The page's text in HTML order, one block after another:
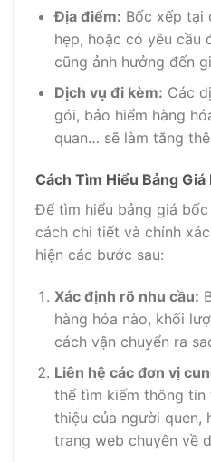
Địa điểm: Bốc xếp tại
hẹp, hoặc có yêu cầu
cũng ảnh hưởng đến
Dịch vụ đi kèm: Các
gói, bảo hiểm hàng
quan… sẽ làm tăng
Cách Tìm Hiểu Bảng
Để tìm hiểu bảng giá
cách chi tiết và chính
hiện các bước sau:
Xác định rõ nhu cầu:
hàng hóa nào, khối
cách vận chuyển ra
Liên hệ các đơn vị
thể tìm kiếm thông tin
thiệu của người quen,
trang web chuyên về